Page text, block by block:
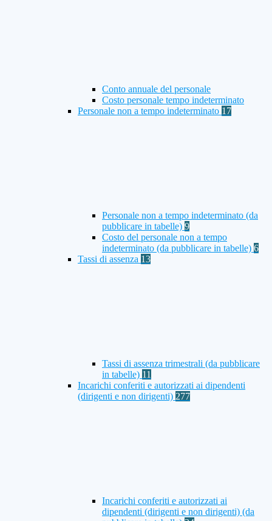
Conto annuale del personale
Costo personale tempo indeterminato
Personale non a tempo indeterminato 17
Personale non a tempo indeterminato (da
pubblicare in tabelle) 9
Costo del personale non a tempo
indeterminato (da pubblicare in tabelle) 6
Tassi di assenza 13
Tassi di assenza trimestrali (da pubblicare
in tabelle) 11
Incarichi conferiti e autorizzati ai dipendenti
(dirigenti e non dirigenti) 277
Incarichi conferiti e autorizzati ai
dipendenti (dirigenti e non dirigenti) (da